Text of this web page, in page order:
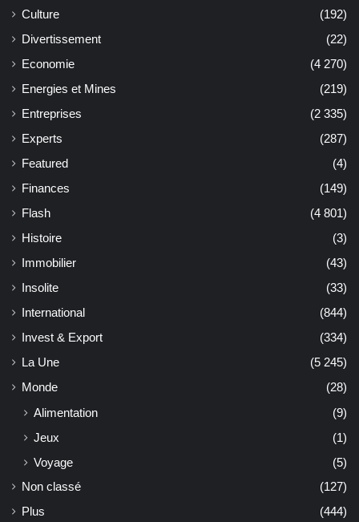
Culture
(192)
Divertissement
(22)
Economie
(4 270)
Energies et Mines
(219)
Entreprises
(2 335)
Experts
(287)
Featured
(4)
Finances
(149)
Flash
(4 801)
Histoire
(3)
Immobilier
(43)
Insolite
(33)
International
(844)
Invest & Export
(334)
La Une
(5 245)
Monde
(28)
Alimentation
(9)
Jeux
(1)
Voyage
(5)
Non classé
(127)
Plus
(444)